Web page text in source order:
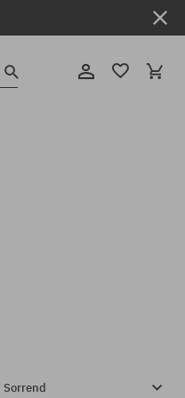
Sorrend